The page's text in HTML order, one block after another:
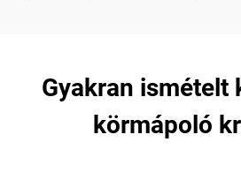
Gyakran ismételt
körmápoló